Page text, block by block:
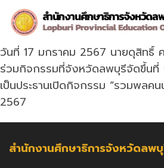
content
วันที่ 17 มกราคม 2567 นายดุสิทธิ์
ร่วมกิจกรรมที่จังหวัดลพบุรีจัดขึ้นที่
เป็นประธานเปิดกิจกรรม “รวมพล
2567
สำนักงานศึกษาธิการจังหวัดลพ